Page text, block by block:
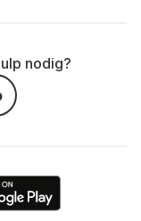
nodig?